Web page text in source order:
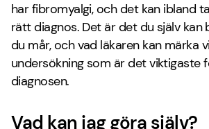
har fibromyalgi, och det kan ibland
rätt diagnos. Det är det du själv
du mår, och vad läkaren kan märka
undersökning som är det viktigaste
diagnosen.
Vad kan jag göra själv?